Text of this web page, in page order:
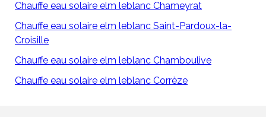
Chauffe eau solaire elm leblanc Chameyrat
Chauffe eau solaire elm leblanc Saint-Pardoux-la-
Croisille
Chauffe eau solaire elm leblanc Chamboulive
Chauffe eau solaire elm leblanc Corrèze